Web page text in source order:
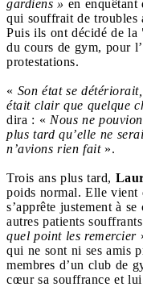
gardiens » en enquêtant
qui souffrait de troubles
Puis ils ont décidé de
du cours de gym, pour
protestations.
« Son état se
était clair que quelque
dira : « Nous ne
plus tard qu’elle ne
n’avions rien fait ».
Trois ans plus tard,
poids normal. Elle vient
s’apprête justement à
autres patients
quel point les remercier
qui ne sont ni ses amis
membres d’un club de
cœur sa souffrance et